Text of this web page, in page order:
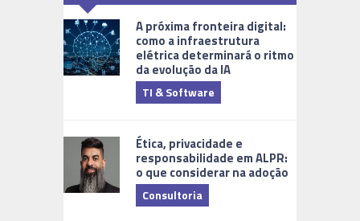
A próxima fronteira digital:
como a infraestrutura
elétrica determinará o ritmo
da evolução da IA
TI & Software
Ética, privacidade e
responsabilidade em ALPR:
o que considerar na adoção
Consultoria